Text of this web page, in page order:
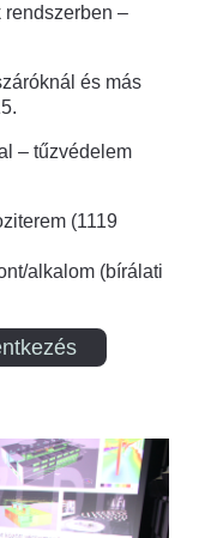
rendszerben –
és más
– tűzvédelem
(1119
alkalom (bírálati